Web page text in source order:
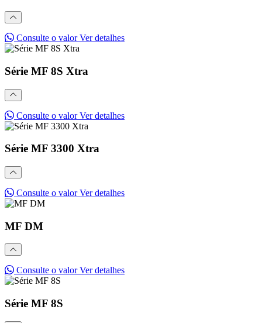
Consulte o valorVer detalhes
Série MF 8S Xtra
Consulte o valorVer detalhes
Série MF 3300 Xtra
Consulte o valorVer detalhes
MF DM
Consulte o valorVer detalhes
Série MF 8S